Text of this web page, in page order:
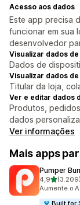
Acesso aos dados
Este app precisa
funcionar em sua
desenvolvedor
Visualizar dados
Dados de
Visualizar dados
Titular da loja,
Ver e editar dados
Produtos,
dados
Ver informações
Mais apps
Pumper
4,9de 5(3.209)
3209
Aumente o
Built for